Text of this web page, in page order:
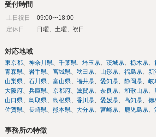
受付時間
土日祝日
09:00〜18:00
定休日
日曜、土曜、祝日
対応地域
東京都 神奈川県 千葉県 埼玉県 茨城県 栃木県
青森県
岩手県 宮城県 秋田県 山形県 福島県 新
山梨県
石川県 富山県 福井県 愛知県 静岡県 岐
大阪府
兵庫県 京都府 滋賀県 奈良県 和歌山県
山口県
鳥取県 島根県 香川県 愛媛県 高知県 徳
佐賀県
長崎県 熊本県 大分県 宮崎県 鹿児島県
事務所の特徴